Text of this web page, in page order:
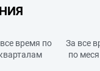
время по
За все
по